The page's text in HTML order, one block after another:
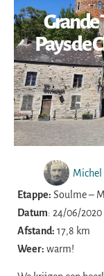
Grande
Pays de
Etappe: Soulme –
Datum: 24/06/2020
Afstand: 17,8 km
Weer: warm!